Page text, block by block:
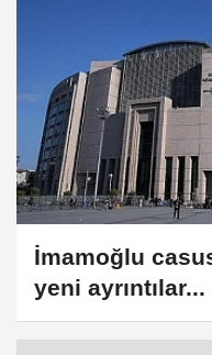
İmamoğlu
yeni ayrıntılar...